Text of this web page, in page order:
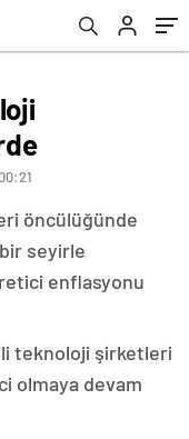
öncülüğünde
seyirle
enflasyonu
teknoloji şirketleri
olmaya devam